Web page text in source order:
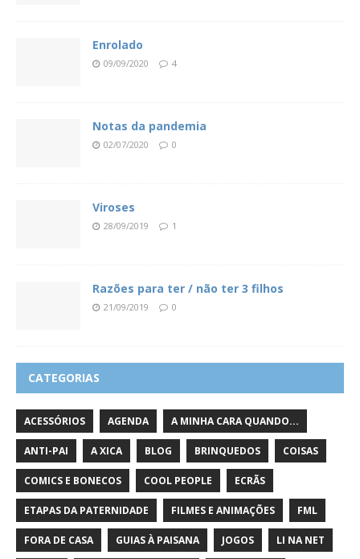
Enrolado
09/09/2020 4
Notas da pandemia
02/07/2020 0
Viroses
28/09/2019 1
Razões para ter / não ter 3 filhos
21/09/2019 0
CATEGORIAS
ACESSÓRIOS AGENDA A MINHA CARA QUANDO...
ANTI-PAI A XICA BLOG BRINQUEDOS COISAS
COMICS E BONECOS COOL PEOPLE ECRÃS
ETAPAS DA PATERNIDADE FILMES E ANIMAÇÕES FML
FORA DE CASA GUIAS À PAISANA JOGOS LI NA NET